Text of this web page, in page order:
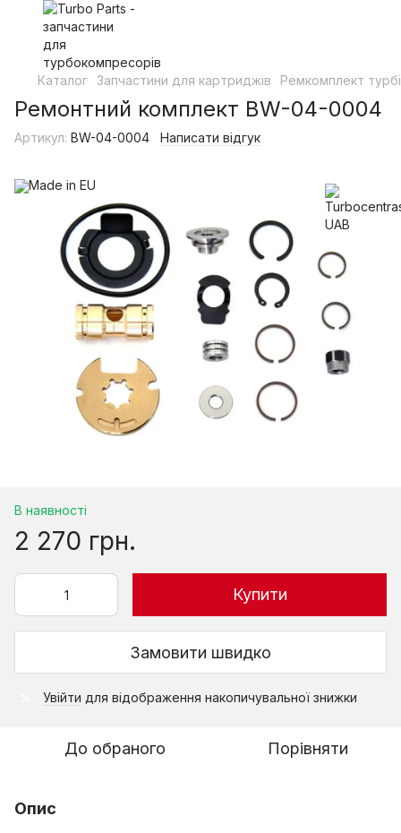
Каталог Запчастини для картриджів Ремкомплект
Ремонтний комплект BW-04-0004
Артикул: BW-04-0004 Написати відгук
В наявності
2 270 грн.
Купити
Замовити швидко
Увійти для відображення накопичувальної знижки
До обраного Порівняти
Опис